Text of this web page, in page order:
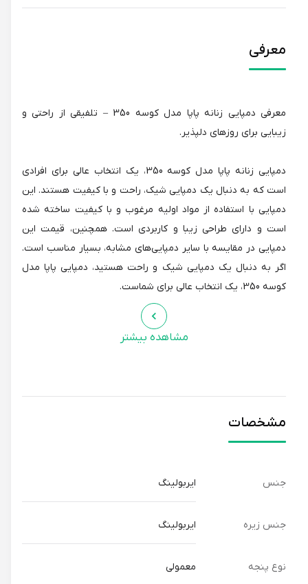
معرفی
معرفی دمپایی زنانه پاپا مدل کوسه 350 – تلفیقی از راحتی و
زیبایی برای روزهای دلپذیر.
دمپایی زنانه پاپا مدل کوسه 350، یک انتخاب عالی برای افرادی
است که به دنبال یک دمپایی شیک، راحت و با کیفیت هستند. این
دمپایی با استفاده از مواد اولیه مرغوب و با کیفیت ساخته شده
است و دارای طراحی زیبا و کاربردی است. همچنین، قیمت این
دمپایی در مقایسه با سایر دمپایی‌های مشابه، بسیار مناسب است.
اگر به دنبال یک دمپایی شیک و راحت هستید، دمپایی پاپا مدل
کوسه 350، یک انتخاب عالی برای شماست.
مشاهده بیشتر
مشخصات
جنس ایربولینگ
جنس زیره ایربولینگ
نوع پنجه معمولی